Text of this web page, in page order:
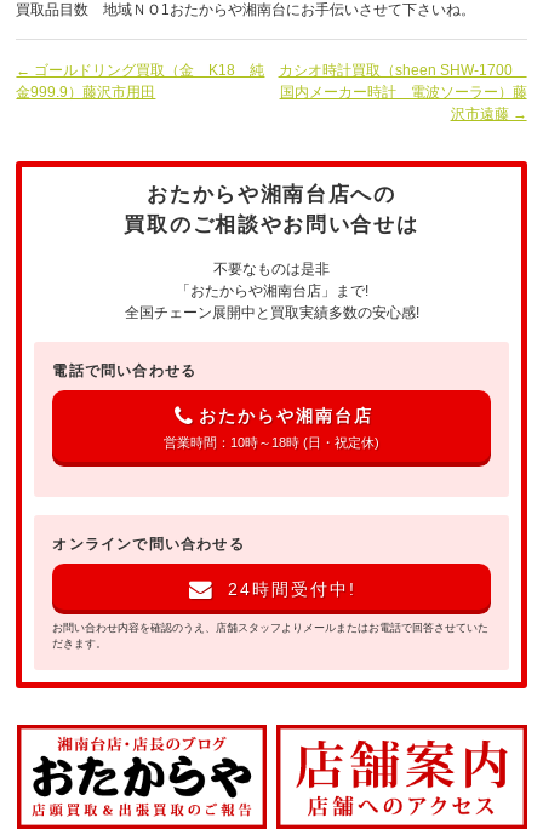
買取品目数 地域ＮＯ1おたからや湘南台にお手伝いさせて下さいね。
← ゴールドリング買取（金 K18 純
金999.9）藤沢市用田
カシオ時計買取（sheen SHW-1700
国内メーカー時計 電波ソーラー）藤
沢市遠藤 →
おたからや湘南台店への
買取のご相談やお問い合せは
不要なものは是非
「おたからや湘南台店」まで!
全国チェーン展開中と買取実績多数の安心感!
電話で問い合わせる
おたからや湘南台店
営業時間：10時～18時 (日・祝定休)
オンラインで問い合わせる
24時間受付中!
お問い合わせ内容を確認のうえ、店舗スタッフよりメールまたはお電話で回答させていた
だきます。